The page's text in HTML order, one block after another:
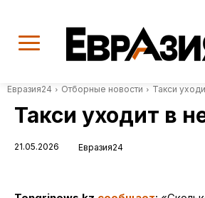
Евразия24 Отборные новости Такси
Такси уходит в
21.05.2026 Евразия24